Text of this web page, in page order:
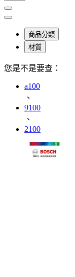
商品分類
材質
您是不是要查：
a100
、
9100
、
2100